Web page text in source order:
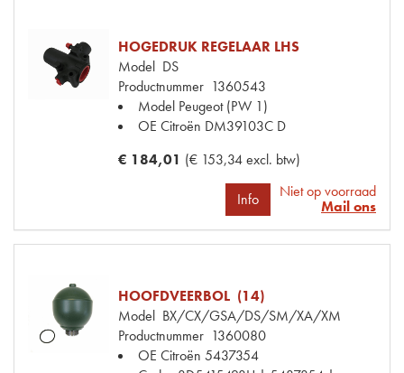
HOGEDRUK REGELAAR LHS
Model DS
Productnummer 1360543
Model Peugeot (PW 1)
OE Citroën DM39103C D
€ 184,01 (€ 153,34 excl. btw)
Info
Niet op voorraad
Mail ons
HOOFDVEERBOL (14)
Model BX/CX/GSA/DS/SM/XA/XM
Productnummer 1360080
OE Citroën 5437354